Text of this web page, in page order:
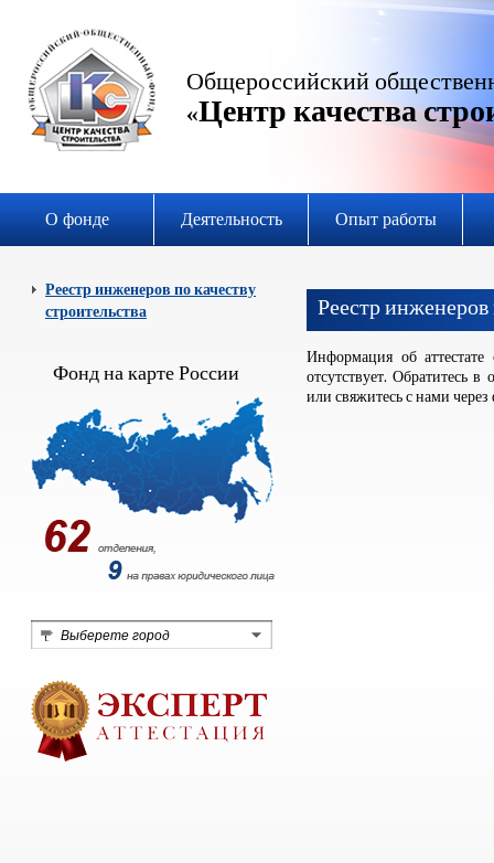
Общероссийский
«Центр качества
О фонде Деятельность Опыт работы
Реестр инженеров по качеству
строительства
Фонд на карте России
Выберете город
Реестр инженеров
Информация об
отсутствует. Обратитесь
или свяжитесь с нами